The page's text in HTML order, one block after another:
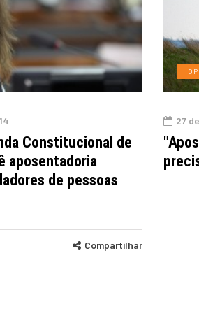
Constitucional de
aposentadoria
de pessoas
Compartilhar
27